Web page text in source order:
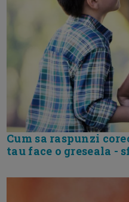
Cum sa raspunzi
tau face o greseala -